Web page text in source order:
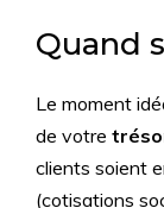
Quand
Le moment
de votre
clients soient
(cotisations